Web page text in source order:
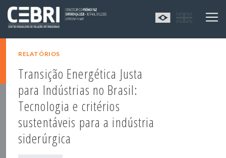
RELATÓRIOS
Transição Energética Justa
para Indústrias no Brasil:
Tecnologia e critérios
sustentáveis para a indústria
siderúrgica